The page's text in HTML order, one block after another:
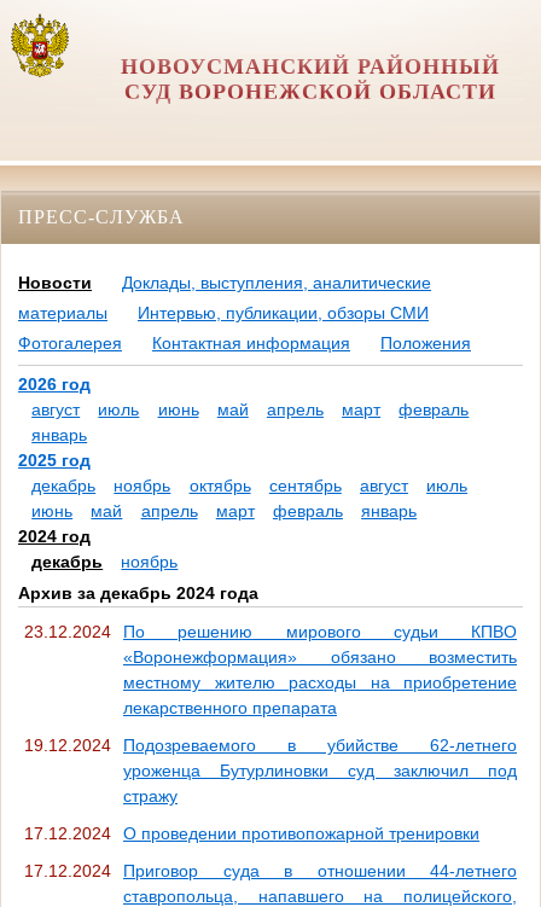
НОВОУСМАНСКИЙ РАЙОННЫЙ
СУД ВОРОНЕЖСКОЙ ОБЛАСТИ
ПРЕСС-СЛУЖБА
Новости
Доклады, выступления, аналитические
материалы
Интервью, публикации, обзоры СМИ
Фотогалерея
Контактная информация Положения
2026 год
август
июль июнь май апрель март
февраль
январь
2025 год
декабрь
ноябрь октябрь сентябрь август
июль
июнь
май апрель март февраль
январь
2024 год
декабрь
ноябрь
Архив за декабрь 2024 года
23.12.2024
По решению мирового судьи КПВО
«Воронежформация» обязано возместить
местному жителю расходы на приобретение
лекарственного препарата
19.12.2024
Подозреваемого в убийстве 62-летнего
уроженца Бутурлиновки суд заключил под
стражу
17.12.2024
О проведении противопожарной тренировки
17.12.2024
Приговор суда в отношении 44-летнего
ставропольца, напавшего на полицейского,